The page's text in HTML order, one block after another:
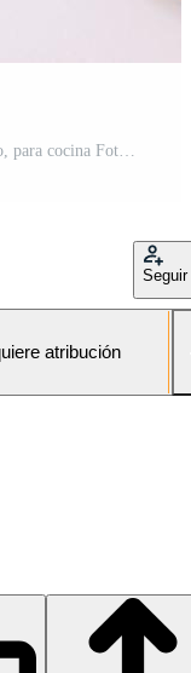
Seguir
atribución